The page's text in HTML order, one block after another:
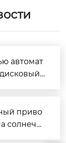
автомат
приво
солнечн